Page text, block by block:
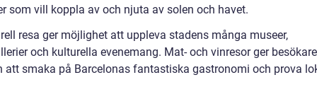
som vill koppla av och njuta av solen och havet.
resa ger möjlighet att uppleva stadens många museer,
och kulturella evenemang. Mat- och vinresor ger besökare
att smaka på Barcelonas fantastiska gastronomi och prova